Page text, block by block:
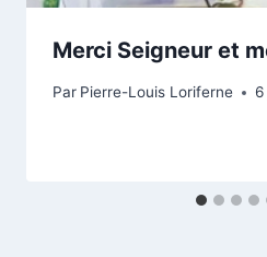
Merci Seigneur et
Par Pierre-Louis Loriferne